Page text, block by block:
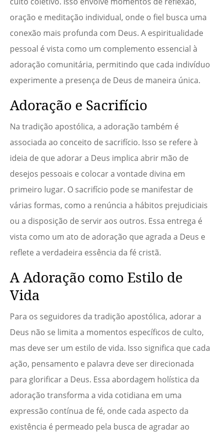
oração e meditação individual, onde o fiel busca uma
conexão mais profunda com Deus. A espiritualidade
pessoal é vista como um complemento essencial à
adoração comunitária, permitindo que cada indivíduo
experimente a presença de Deus de maneira única.
Adoração e Sacrifício
Na tradição apostólica, a adoração também é
associada ao conceito de sacrifício. Isso se refere à
ideia de que adorar a Deus implica abrir mão de
desejos pessoais e colocar a vontade divina em
primeiro lugar. O sacrifício pode se manifestar de
várias formas, como a renúncia a hábitos prejudiciais
ou a disposição de servir aos outros. Essa entrega é
vista como um ato de adoração que agrada a Deus e
reflete a verdadeira essência da fé cristã.
A Adoração como Estilo de
Vida
Para os seguidores da tradição apostólica, adorar a
Deus não se limita a momentos específicos de culto,
mas deve ser um estilo de vida. Isso significa que cada
ação, pensamento e palavra deve ser direcionada
para glorificar a Deus. Essa abordagem holística da
adoração transforma a vida cotidiana em uma
expressão contínua de fé, onde cada aspecto da
existência é permeado pela busca de agradar ao